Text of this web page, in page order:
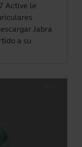
Active le
Jabra
a su